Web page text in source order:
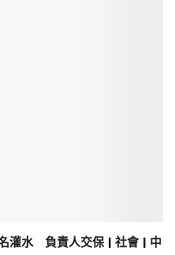
灌水 負責人交保 | 社會 | 中